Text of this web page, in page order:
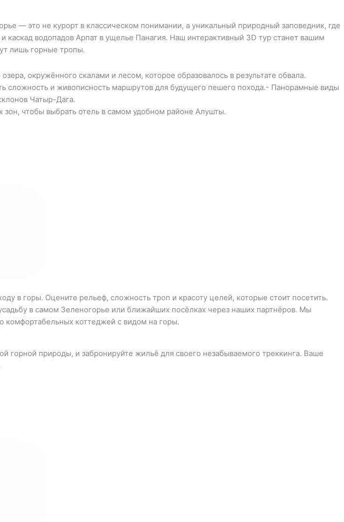
— это не курорт в классическом понимании, а уникальный природный заповедник, где
водопадов Арпат в ущелье Панагия. Наш интерактивный 3D тур станет вашим
лишь горные тропы.
окружённого скалами и лесом, которое образовалось в результате обвала.
и живописность маршрутов для будущего пешего похода.- Панорамные виды
Чатыр-Дага.
чтобы выбрать отель в самом удобном районе Алушты.
в горы. Оцените рельеф, сложность троп и красоту целей, которые стоит посетить.
в самом Зеленогорье или ближайших посёлках через наших партнёров. Мы
коттеджей с видом на горы.
природы, и забронируйте жильё для своего незабываемого треккинга. Ваше